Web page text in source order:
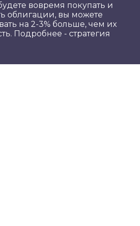
вовремя покупать и
облигации, вы можете
на 2-3% больше, чем их
Подробнее - стратегия